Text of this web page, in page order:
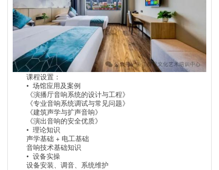
课程设置：
• 场馆应用及案例
《演播厅音响系统的设计与工程》
《专业音响系统调试与常见问题》
《建筑声学与扩声音响》
《演出音响的安全优质》
• 理论知识
声学基础 + 电工基础
音响技术基础知识
• 设备实操
设备安装、调音、系统维护